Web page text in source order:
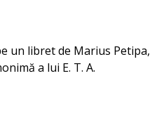
un libret de Marius Petipa,
a lui E. T. A.